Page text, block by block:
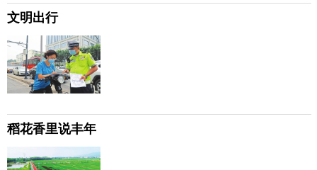
文明出行
稻花香里说丰年